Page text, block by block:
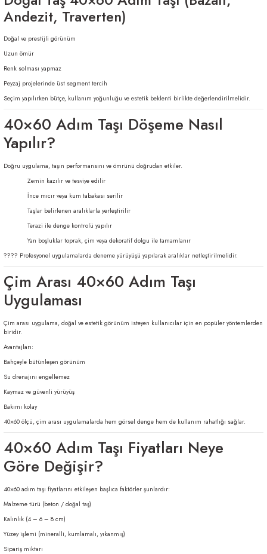
Andezit, Traverten)
Doğal ve prestijli görünüm
Uzun ömür
Renk solması yapmaz
Peyzaj projelerinde üst segment tercih
Seçim yapılırken bütçe, kullanım yoğunluğu ve estetik beklenti birlikte değerlendirilmelidir.
40×60 Adım Taşı Döşeme Nasıl
Yapılır?
Doğru uygulama, taşın performansını ve ömrünü doğrudan etkiler.
Zemin kazılır ve tesviye edilir
İnce mıcır veya kum tabakası serilir
Taşlar belirlenen aralıklarla yerleştirilir
Terazi ile denge kontrolü yapılır
Yan boşluklar toprak, çim veya dekoratif dolgu ile tamamlanır
???? Profesyonel uygulamalarda deneme yürüyüşü yapılarak aralıklar netleştirilmelidir.
Çim Arası 40×60 Adım Taşı
Uygulaması
Çim arası uygulama, doğal ve estetik görünüm isteyen kullanıcılar için en popüler yöntemlerden
biridir.
Avantajları:
Bahçeyle bütünleşen görünüm
Su drenajını engellemez
Kaymaz ve güvenli yürüyüş
Bakımı kolay
40×60 ölçü, çim arası uygulamalarda hem görsel denge hem de kullanım rahatlığı sağlar.
40×60 Adım Taşı Fiyatları Neye
Göre Değişir?
40×60 adım taşı fiyatlarını etkileyen başlıca faktörler şunlardır:
Malzeme türü (beton / doğal taş)
Kalınlık (4 – 6 – 8 cm)
Yüzey işlemi (mineralli, kumlamalı, yıkanmış)
Sipariş miktarı